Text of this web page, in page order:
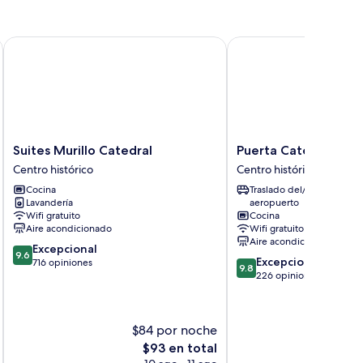
Suites
Murillo
Catedral
Centro
histórico
Suites Murillo Catedral
Centro histórico
Cocina
Lavandería
Wifi gratuito
Aire acondicionado
9.6
de
9.6 Excepcional
716 opiniones
$84 por noche
El
$93 en total
Suites Murillo Catedral
Puerta
Catedral
Suites
Centro
histórico
Puerta Catedral
Centro histórico
Traslado del/al
aeropuerto
Cocina
Wifi gratuito
Aire acondicionado
9.8
de
9.8 Excepcional
226 opiniones
Puerta Catedral Suites